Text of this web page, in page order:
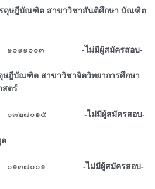
ดุษฎีบัณฑิต สาขาวิชาสันติศึกษา บัณฑิต
๑๐๑๑๐๐๓ -ไม่มีผู้สมัครสอบ-
ฎีบัณฑิต สาขาวิชาจิตวิทยาการศึกษา
สตร์
๐๓๒๗๐๑๕ -ไม่มีผู้สมัครสอบ-
๐๑๓๗๐๐๑ -ไม่มีผู้สมัครสอบ-